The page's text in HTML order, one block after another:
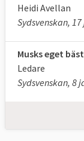
I 2018 års
arbetet i
nationell
processen
beaktade
Heidi Avellan
Sydsvenskan,
Musks eget
Ledare
Sydsvenskan, 8